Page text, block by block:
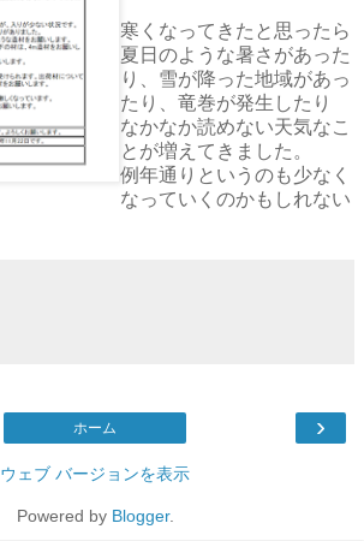
寒くなってきたと思ったら
夏日のような暑さがあった
り、雪が降った地域があっ
たり、竜巻が発生したり
なかなか読めない天気なこ
とが増えてきました。
例年通りというのも少なく
なっていくのかもしれない
›
ホーム
ウェブ バージョンを表示
Powered by Blogger.